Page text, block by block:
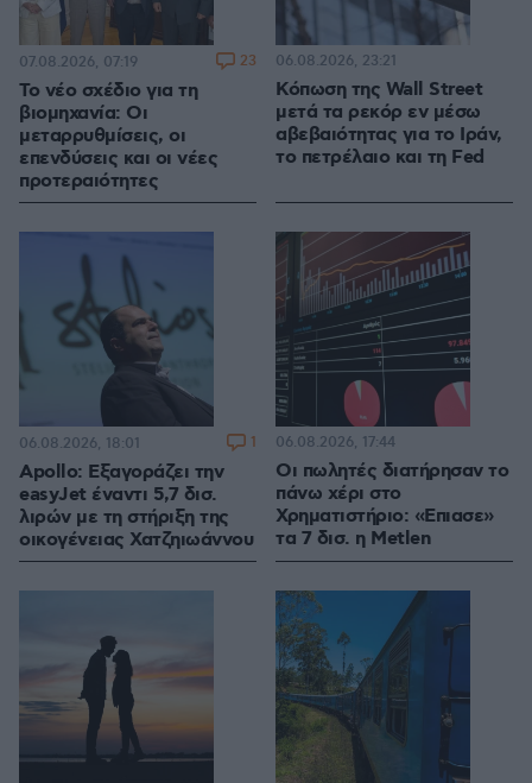
Το νέο σχέδιο για τη
βιομηχανία: Οι
μεταρρυθμίσεις, οι
επενδύσεις και οι νέες
προτεραιότητες
07.08.2026, 07:19 23
Κόπωση της Wall Street
μετά τα ρεκόρ εν μέσω
αβεβαιότητας για το Ιράν,
το πετρέλαιο και τη Fed
06.08.2026, 23:21
Apollo: Εξαγοράζει την
easyJet έναντι 5,7 δισ.
λιρών με τη στήριξη της
οικογένειας Χατζηιωάννου
06.08.2026, 18:01 1
Οι πωλητές διατήρησαν το
πάνω χέρι στο
Χρηματιστήριο: «Επιασε»
τα 7 δισ. η Metlen
06.08.2026, 17:44